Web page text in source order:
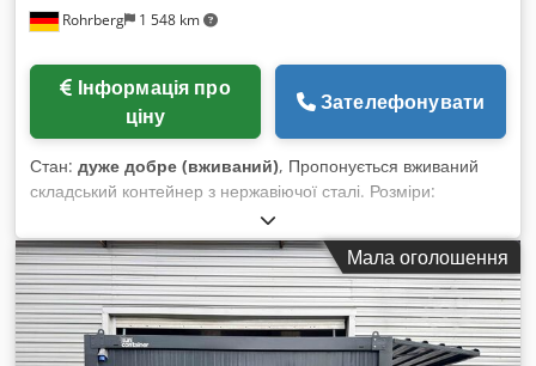
Rohrberg 1 548 km
ціну
Зателефонувати
Стан: дуже добре (вживаний), Пропонується вживаний
складський контейнер з нержавіючої сталі. Розміри:
довжина – 1,60 м, ширина – 0,80 м, висота – 1,06 м. Дуже
гарний стан. Cedpeh Nvkzofx Aftorf
Мала оголошення